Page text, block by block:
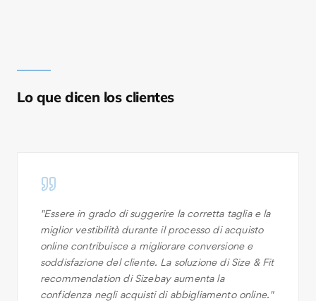
Lo que dicen los clientes
"Essere in grado di suggerire la corretta taglia e la
miglior vestibilità durante il processo di acquisto
online contribuisce a migliorare conversione e
soddisfazione del cliente. La soluzione di Size & Fit
recommendation di Sizebay aumenta la
confidenza negli acquisti di abbigliamento online. "